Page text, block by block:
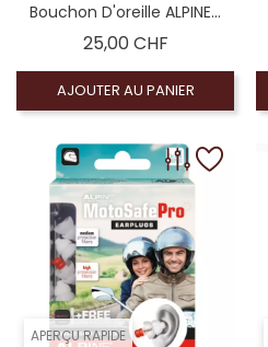
Bouchon D'oreille ALPINE...
25,00 CHFPrix
AJOUTER AU PANIER
APERÇU RAPIDE